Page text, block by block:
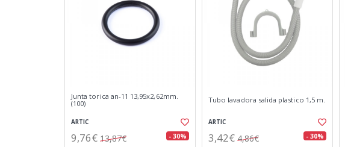
Junta torica an-11 13,95x2,62mm.
(100)
ARTIC
9,76€ 13,87€ - 30%
Tubo lavadora salida plastico 1,5 m.
ARTIC
3,42€ 4,86€ - 30%